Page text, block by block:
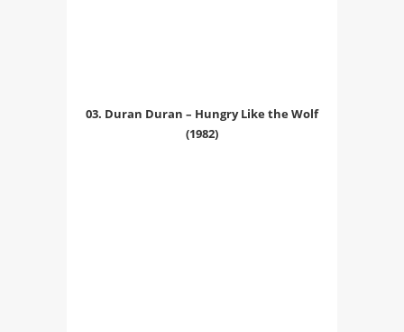
03. Duran Duran – Hungry Like the Wolf
(1982)